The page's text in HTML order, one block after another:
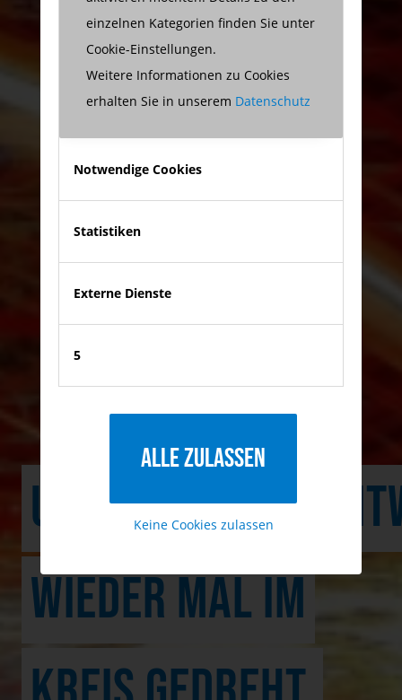
einzelnen Kategorien finden Sie unter
Cookie-Einstellungen.
Weitere Informationen zu Cookies
erhalten Sie in unserem Datenschutz
Notwendige Cookies
Statistiken
Externe Dienste
5
Alle zulassen
Keine Cookies zulassen
WIEDER MAL IM